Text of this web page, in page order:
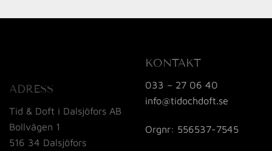
ADRESS
Tid & Doft i Dalsjöfors AB
Bollvägen 1
516 34 Dalsjöfors
KONTAKT
033 – 27 06 40
info@tidochdoft.se
Orgnr: 556537-7545